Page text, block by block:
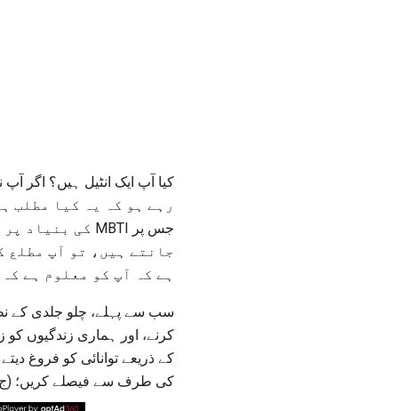
کیا آپ ایک انٹیل ہیں؟ اگر آپ
جس پر MBTI کی بنیاد پر ہے.
جانتے ہیں، تو آپ مطلع
ہے کہ آپ کو معلوم ہے
سب سے پہلے، چلو جلدی کے
کی طرف سے فیصلے کریں؛